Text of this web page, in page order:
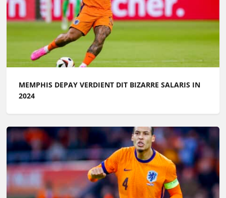
MEMPHIS DEPAY VERDIENT DIT BIZARRE SALARIS IN
2024